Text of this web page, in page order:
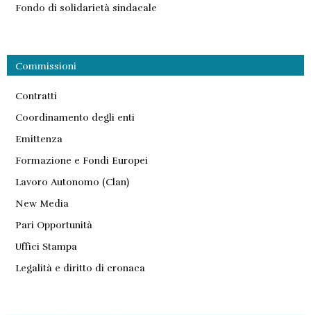
Fondo di solidarietà sindacale
Commissioni
Contratti
Coordinamento degli enti
Emittenza
Formazione e Fondi Europei
Lavoro Autonomo (Clan)
New Media
Pari Opportunità
Uffici Stampa
Legalità e diritto di cronaca